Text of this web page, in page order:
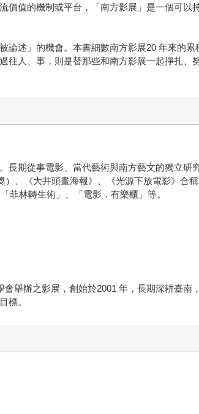
價值的機制或平台，「南方影展」是一個可
述」的機會。本書細數南方影展20 年來的
人、事，則是替那些和南方影展一起掙扎
期從事電影、當代藝術與南方藝文的獨立
、《大井頭畫海報》、《光源下放電影》合
菲林轉生術」、「電影．有樂櫃」等。
舉辦之影展，創始於2001 年，長期深耕臺
標。